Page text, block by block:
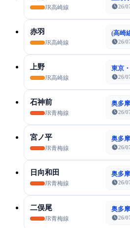
JR高崎線 26/
赤羽
JR高崎線
(高崎
26/
上野
JR高崎線
東京
26/
石神前
JR青梅線
奥多
26/
宮ノ平
JR青梅線
奥多
26/
日向和田
JR青梅線
奥多
26/
二俣尾
JR青梅線
奥多
26/